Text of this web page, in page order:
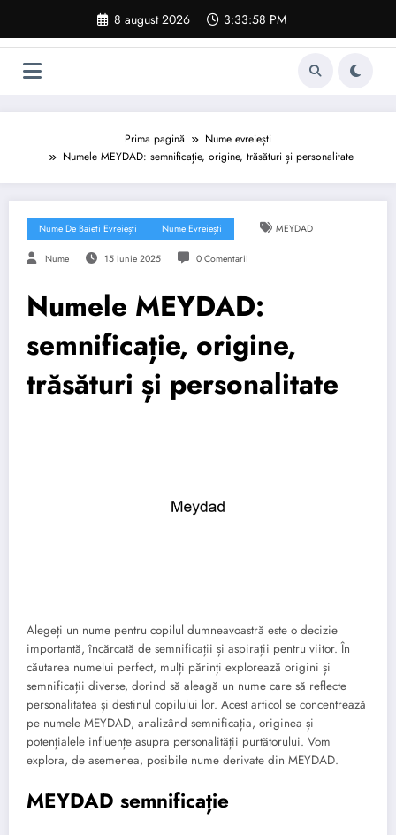
conținut
8 august 2026 3:33:59 PM
Prima pagină
Nume evreiești
Numele MEYDAD: semnificație, origine, trăsături și personalitate
Nume De Baieti Evreiești Nume Evreiești MEYDAD
Nume 15 Iunie 2025 0 Comentarii
Numele MEYDAD:
semnificație, origine,
trăsături și personalitate
Alegeți un nume pentru copilul dumneavoastră este o decizie
importantă, încărcată de semnificații și aspirații pentru viitor. În
căutarea numelui perfect, mulți părinți explorează origini și
semnificații diverse, dorind să aleagă un nume care să reflecte
personalitatea și destinul copilului lor. Acest articol se concentrează
pe numele MEYDAD, analizând semnificația, originea și
potențialele influențe asupra personalității purtătorului. Vom
explora, de asemenea, posibile nume derivate din MEYDAD.
MEYDAD semnificație